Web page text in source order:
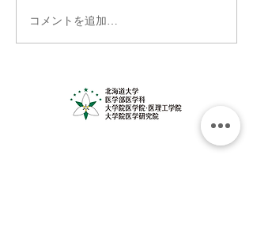
6月10日（水）歓送迎会を
行いました！
コメントを追加…